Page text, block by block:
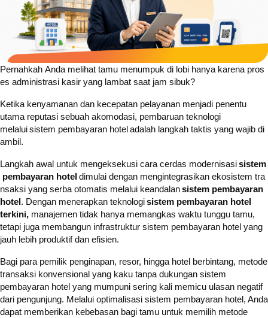
Pernahkah Anda melihat tamu menumpuk di lobi hanya karena pros
es administrasi kasir yang lambat saat jam sibuk?
Ketika kenyamanan dan kecepatan pelayanan menjadi penentu
utama reputasi sebuah akomodasi, pembaruan teknologi
melalui sistem pembayaran hotel adalah langkah taktis yang wajib di
ambil.
Langkah awal untuk mengeksekusi cara cerdas modernisasisistem
pembayaran hoteldimulai dengan mengintegrasikan ekosistem tra
nsaksi yang serba otomatis melalui keandalansistem pembayaran
hotel. Dengan menerapkan teknologisistem pembayaran hotel
terkini, manajemen tidak hanya memangkas waktu tunggu tamu,
tetapi juga membangun infrastruktur sistem pembayaran hotel yang
jauh lebih produktif dan efisien.
Bagi para pemilik penginapan, resor, hingga hotel berbintang, metode
transaksi konvensional yang kaku tanpa dukungan sistem
pembayaran hotel yang mumpuni sering kali memicu ulasan negatif
dari pengunjung. Melalui optimalisasi sistem pembayaran hotel, Anda
dapat memberikan kebebasan bagi tamu untuk memilih metode